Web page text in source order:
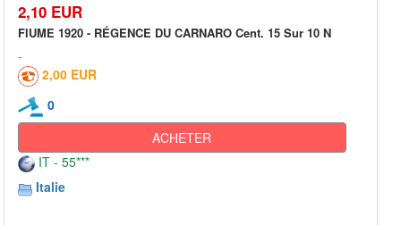
2,10 EUR
FIUME 1920 - RÉGENCE DU CARNARO Cent. 15 Sur 10 N
2,00 EUR
0
ACHETER
IT - 55***
Italie